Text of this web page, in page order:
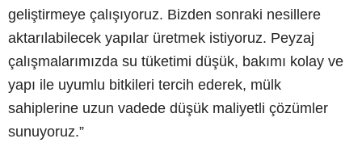
geliştirmeye çalışıyoruz. Bizden sonraki nesillere
aktarılabilecek yapılar üretmek istiyoruz. Peyzaj
çalışmalarımızda su tüketimi düşük, bakımı kolay ve
yapı ile uyumlu bitkileri tercih ederek, mülk
sahiplerine uzun vadede düşük maliyetli çözümler
sunuyoruz.”